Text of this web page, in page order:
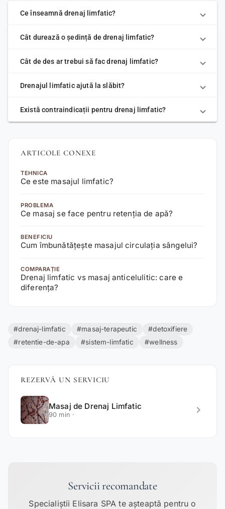
Ce înseamnă drenaj limfatic?
Cât durează o ședință de drenaj limfatic?
Cât de des ar trebui să fac drenaj limfatic?
Drenajul limfatic ajută la slăbit?
Există contraindicații pentru drenaj limfatic?
ARTICOLE CONEXE
TEHNICA
Ce este masajul limfatic?
PROBLEMA
Ce masaj se face pentru retenția de apă?
BENEFICIU
Cum îmbunătățește masajul circulația sângelui?
COMPARAȚIE
Drenaj limfatic vs masaj anticelulitic: care e
diferența?
#drenaj-limfatic #masaj-terapeutic
#detoxifiere
#retentie-de-apa
#sistem-limfatic #wellness
REZERVĂ UN SERVICIU
Masaj de Drenaj Limfatic
90 min · chevron_right
Servicii recomandate
Specialiștii Elisara SPA te așteaptă pentru o